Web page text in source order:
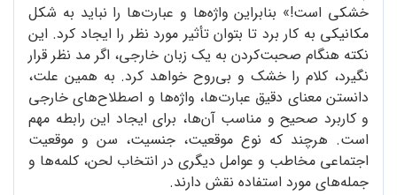
خشکی است!» بنابراین واژه‌ها و عبارت‌ها را نباید به شکل
مکانیکی به کار برد تا بتوان تأثیر مورد نظر را ایجاد کرد. این
نکته هنگام صحبت‌کردن به یک زبان خارجی، اگر مد نظر قرار
نگیرد، کلام را خشک و بی‌روح خواهد کرد. به همین علت،
دانستن معنای دقیق عبارت‌ها، واژه‌ها و اصطلاح‌های خارجی
و کاربرد صحیح و مناسب آن‌ها، برای ایجاد این رابطه مهم
است. هرچند که نوع موقعیت، جنسیت، سن و موقعیت
اجتماعی مخاطب و عوامل دیگری در انتخاب لحن، کلمه‌ها و
جمله‌های مورد استفاده نقش دارند.